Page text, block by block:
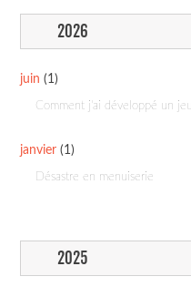
2026
juin (1)
Comment j'ai développé un
janvier (1)
Désastre en menuiserie
2025